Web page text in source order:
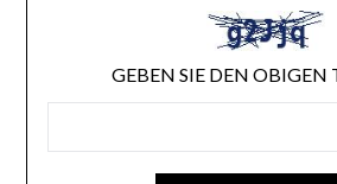
GEBEN SIE DEN OBIGEN